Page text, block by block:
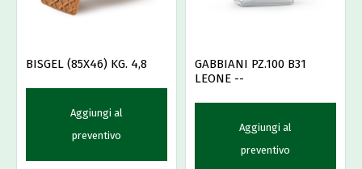
BISGEL (85X46) KG. 4,8
Aggiungi al
preventivo
GABBIANI PZ.100 B31
LEONE --
Aggiungi al
preventivo